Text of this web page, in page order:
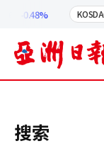
-0.48% KOSDAQ
搜索